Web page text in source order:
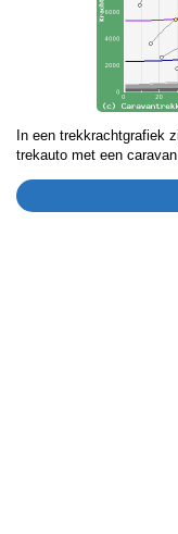
In een trekkrachtgrafiek
trekauto met een